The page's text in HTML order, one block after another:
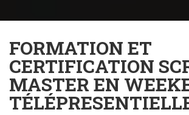
FORMATION ET
CERTIFICATION
MASTER EN